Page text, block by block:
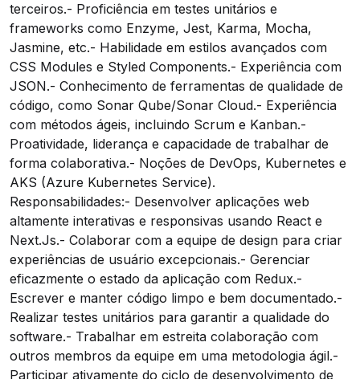
terceiros.- Proficiência em testes unitários e
frameworks como Enzyme, Jest, Karma, Mocha,
Jasmine, etc.- Habilidade em estilos avançados com
CSS Modules e Styled Components.- Experiência com
JSON.- Conhecimento de ferramentas de qualidade de
código, como Sonar Qube/Sonar Cloud.- Experiência
com métodos ágeis, incluindo Scrum e Kanban.-
Proatividade, liderança e capacidade de trabalhar de
forma colaborativa.- Noções de DevOps, Kubernetes e
AKS (Azure Kubernetes Service).
Responsabilidades:- Desenvolver aplicações web
altamente interativas e responsivas usando React e
Next.Js.- Colaborar com a equipe de design para criar
experiências de usuário excepcionais.- Gerenciar
eficazmente o estado da aplicação com Redux.-
Escrever e manter código limpo e bem documentado.-
Realizar testes unitários para garantir a qualidade do
software.- Trabalhar em estreita colaboração com
outros membros da equipe em uma metodologia ágil.-
Participar ativamente do ciclo de desenvolvimento de